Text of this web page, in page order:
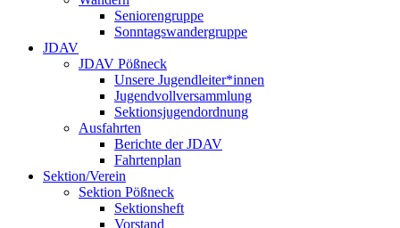
Seniorengruppe
Sonntagswandergruppe
JDAV
JDAV Pößneck
Unsere Jugendleiter*innen
Jugendvollversammlung
Sektionsjugendordnung
Ausfahrten
Berichte der JDAV
Fahrtenplan
Sektion/Verein
Sektion Pößneck
Sektionsheft
Vorstand